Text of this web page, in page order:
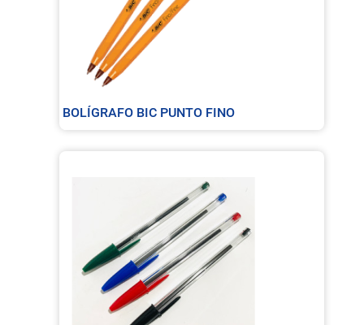
BOLÍGRAFO BIC PUNTO FINO